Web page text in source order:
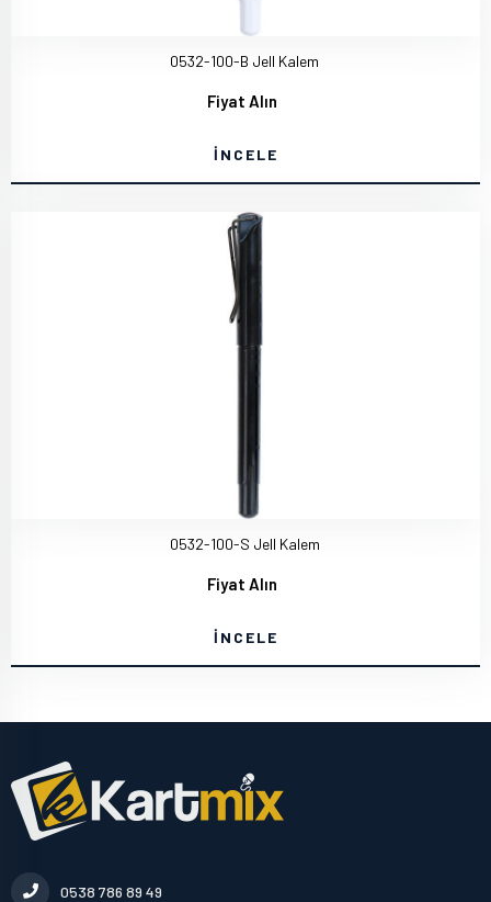
0532-100-B Jell Kalem
Fiyat Alın
İNCELE
0532-100-S Jell Kalem
Fiyat Alın
İNCELE
0538 786 89 49